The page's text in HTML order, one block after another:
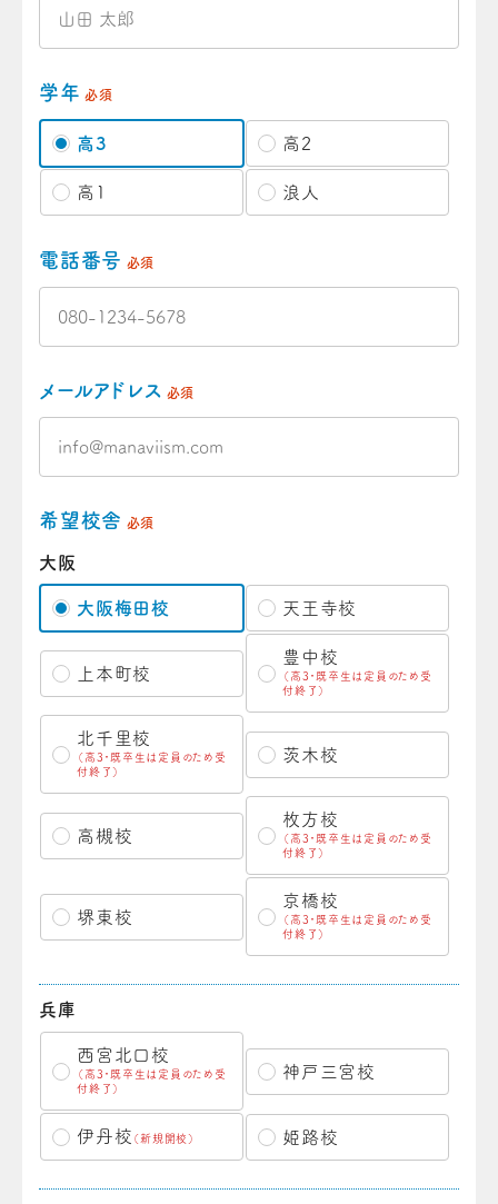
学年 必須
高3 高2
高1 浪人
電話番号 必須
メールアドレス 必須
希望校舎 必須
大阪
大阪梅田校 天王寺校
上本町校
豊中校
（高3・既卒生は定員のため受
付終了）
北千里校
（高3・既卒生は定員のため受
付終了）
茨木校
高槻校
枚方校
（高3・既卒生は定員のため受
付終了）
堺東校
京橋校
（高3・既卒生は定員のため受
付終了）
兵庫
西宮北口校
（高3・既卒生は定員のため受
付終了）
神戸三宮校
伊丹校 （新規開校） 姫路校